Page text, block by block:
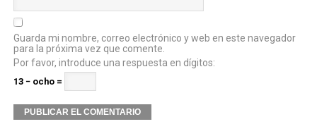
Guarda mi nombre, correo electrónico y web en este navegador
para la próxima vez que comente.
Por favor, introduce una respuesta en dígitos:
13 − ocho =